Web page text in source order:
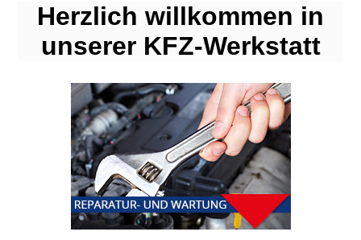
Herzlich willkommen in
unserer KFZ-Werkstatt